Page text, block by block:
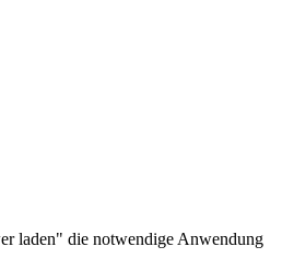
laden" die notwendige Anwendung